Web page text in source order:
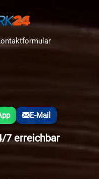
E-Mail
7 erreichbar